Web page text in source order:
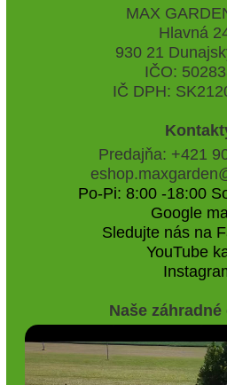
MAX
Hlavná
930 21
IČO:
IČ DPH:
Predajňa: +421
Po-Pi: 8:00 -18:00
Google
Sledujte nás na
YouTube
Naše